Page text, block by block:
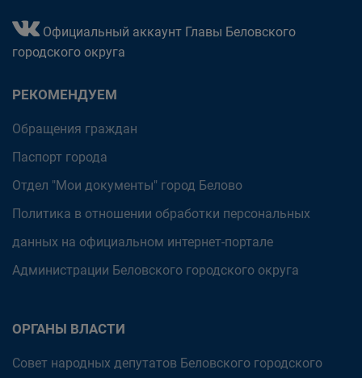
Официальный аккаунт Главы Беловского
городского округа
РЕКОМЕНДУЕМ
Обращения граждан
Паспорт города
Отдел "Мои документы" город Белово
Политика в отношении обработки персональных
данных на официальном интернет-портале
Администрации Беловского городского округа
ОРГАНЫ ВЛАСТИ
Совет народных депутатов Беловского городского